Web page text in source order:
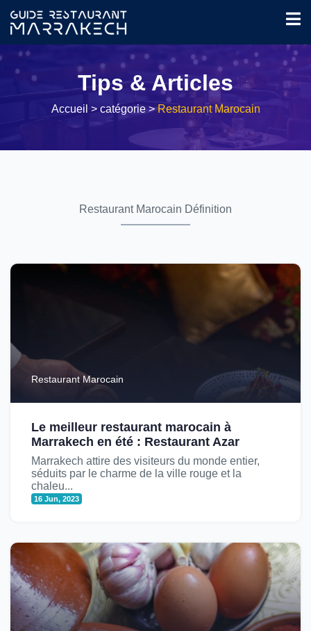
Tips & Articles
Accueil> catégorie >Restaurant Marocain
Restaurant Marocain Définition
Restaurant Marocain
Le meilleur restaurant marocain à
Marrakech en été : Restaurant Azar
Marrakech attire des visiteurs du monde entier,
séduits par le charme de la ville rouge et la
chaleu...
16 Jun, 2023